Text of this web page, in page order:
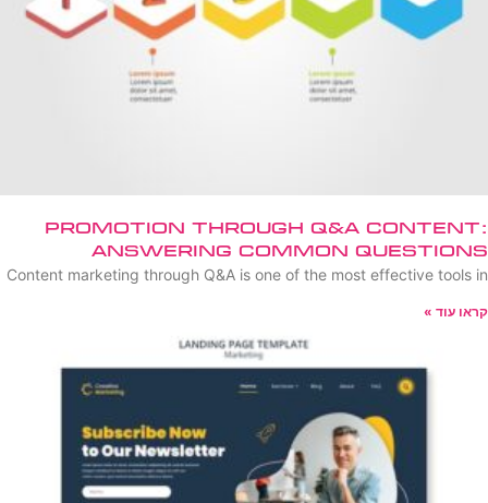
Promotion Through Q&A Content:
Answering Common Questions
Content marketing through Q&A is one of the most effective tools in
קראו עוד »